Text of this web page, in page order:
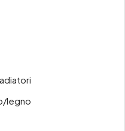
legno